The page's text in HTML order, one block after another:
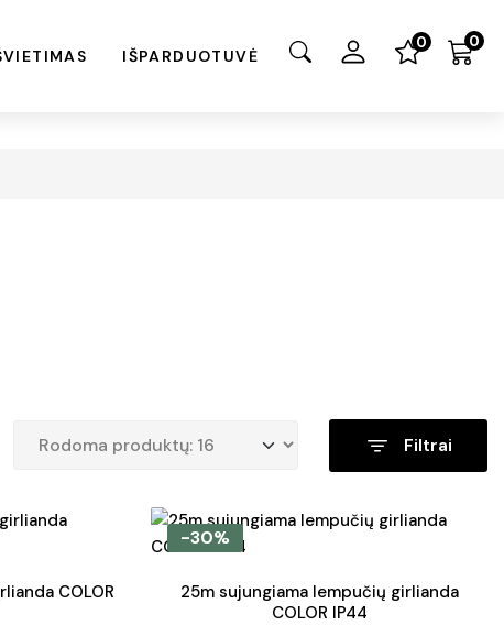
0 0
IŠPARDUOTUVĖ
Filtrai
COLOR
-30%
25m sujungiama lempučių girlianda
COLOR IP44